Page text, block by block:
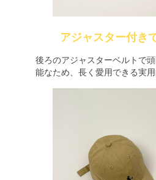
アジャスター付き
後ろのアジャスターベルトで
能なため、長く愛用できる実